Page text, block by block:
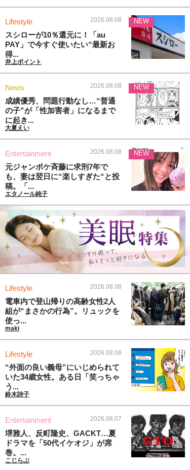
Lifestyle 2026.08.08
スシローが10％還元に！「au
PAY」で今すぐ使いたい“最新お
得...
井上ポイント
NEW
News 2026.08.08
成績優秀、問題行動なし…“普通
の子”が「性加害者」になるまで
に起き...
大夏えい
NEW
Entertainment 2026.08.08
元ジャンポケ斉藤に求刑7年で
も、妻は翌日に“楽しすぎた“と投
稿。「...
エタノール純子
NEW
Lifestyle 2026.08.08
電車内で登山帰りの高齢女性2人
組が“まさかの行為”。リュックを
使っ...
maki
Lifestyle 2026.08.08
“外面の良い義母”にいじめられて
いた34歳女性。ある日「笑っちゃ
う...
鈴木詩子
Entertainment 2026.08.07
堺雅人、反町隆史、GACKT…夏
ドラマを「50代イケオジ」が席
巻。...
こじらぶ